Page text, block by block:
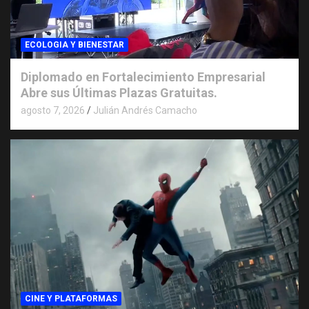
ECOLOGIA Y BIENESTAR
Diplomado en Fortalecimiento Empresarial
Abre sus Últimas Plazas Gratuitas.
agosto 7, 2026 Julián Andrés Camacho
CINE Y PLATAFORMAS